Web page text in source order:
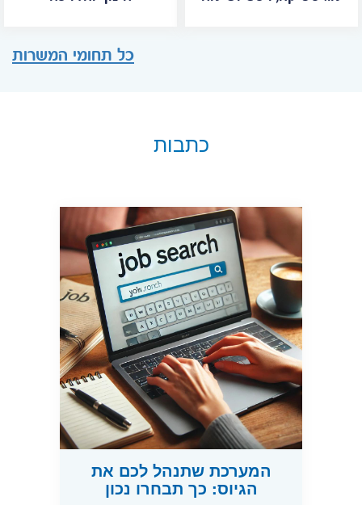
כל תחומי המשרות
כתבות
המערכת שתנהל לכם את
הגיוס: כך תבחרו נכון